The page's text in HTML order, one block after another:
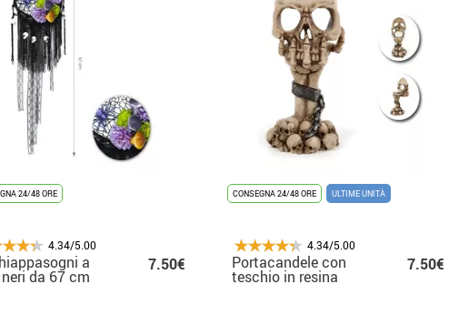
24/48 ORE
4.34/5.00
a
da 67 cm
7.50€
CONSEGNA 24/48 ORE ULTIME UNITÀ
4.34/5.00
Portacandele con
teschio in resina
7.50€